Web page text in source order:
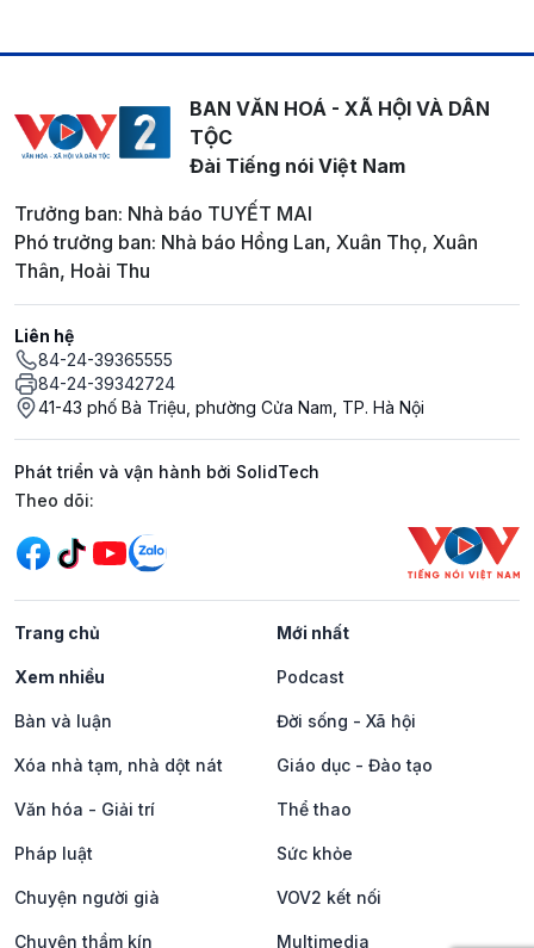
BAN VĂN HOÁ - XÃ HỘI VÀ DÂN
TỘC
Đài Tiếng nói Việt Nam
Trưởng ban: Nhà báo TUYẾT MAI
Phó trưởng ban: Nhà báo Hồng Lan, Xuân Thọ, Xuân
Thân, Hoài Thu
Liên hệ
84-24-39365555
84-24-39342724
41-43 phố Bà Triệu, phường Cửa Nam, TP. Hà Nội
Phát triển và vận hành bởi SolidTech
Mạng xã hội
Theo dõi:
Trang chủ Mới nhất
Xem nhiều Podcast
Bàn và luận Đời sống - Xã hội
Xóa nhà tạm, nhà dột nát Giáo dục - Đào tạo
Văn hóa - Giải trí Thể thao
Pháp luật Sức khỏe
Chuyện người già VOV2 kết nối
Chuyện thầm kín Multimedia